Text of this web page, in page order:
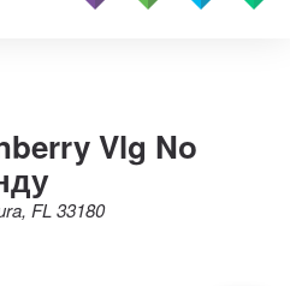
Vlg No
FL 33180